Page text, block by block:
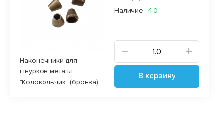
Наконечники для
шнурков металл
"Колокольчик" (бронза)
Наличие: 4.0
В корзину